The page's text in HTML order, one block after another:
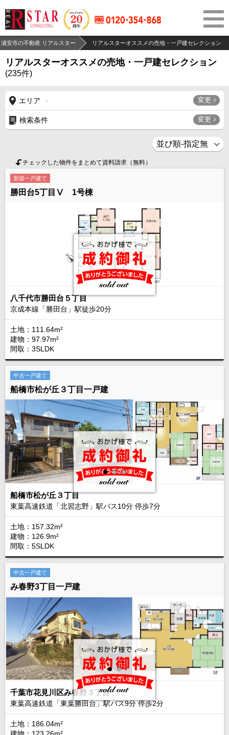
浦安市の不動産 リアルスター リアルスターオススメの売地・一戸建セレクション
リアルスターオススメの売地・一戸建セレクション
(235件)
エリア - 変更
検索条件 変更
チェックした物件をまとめて資料請求（無料）
新築一戸建て
勝田台5丁目Ⅴ 1号棟
八千代市勝田台５丁目
京成本線「勝田台」駅徒歩20分
土地：111.64m²
建物：97.97m²
間取：3SLDK
中古一戸建て
船橋市松が丘３丁目一戸建
船橋市松が丘３丁目
東葉高速鉄道「北習志野」駅バス10分 停歩7分
土地：157.32m²
建物：126.9m²
間取：5SLDK
中古一戸建て
み春野3丁目一戸建
千葉市花見川区み春野３丁目
東葉高速鉄道「東葉勝田台」駅バス9分 停歩2分
土地：186.04m²